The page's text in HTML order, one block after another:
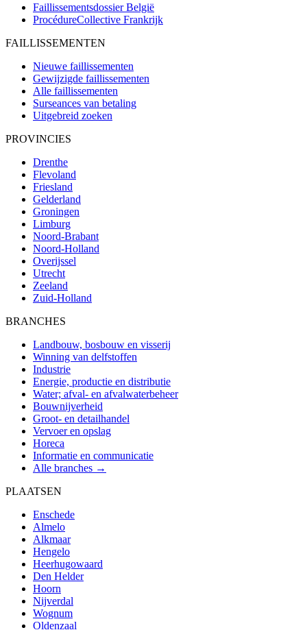
Faillissementsdossier België
ProcédureCollective Frankrijk
FAILLISSEMENTEN
Nieuwe faillissementen
Gewijzigde faillissementen
Alle faillissementen
Surseances van betaling
Uitgebreid zoeken
PROVINCIES
Drenthe
Flevoland
Friesland
Gelderland
Groningen
Limburg
Noord-Brabant
Noord-Holland
Overijssel
Utrecht
Zeeland
Zuid-Holland
BRANCHES
Landbouw, bosbouw en visserij
Winning van delfstoffen
Industrie
Energie, productie en distributie
Water; afval- en afvalwaterbeheer
Bouwnijverheid
Groot- en detailhandel
Vervoer en opslag
Horeca
Informatie en communicatie
Alle branches →
PLAATSEN
Enschede
Almelo
Alkmaar
Hengelo
Heerhugowaard
Den Helder
Hoorn
Nijverdal
Wognum
Oldenzaal